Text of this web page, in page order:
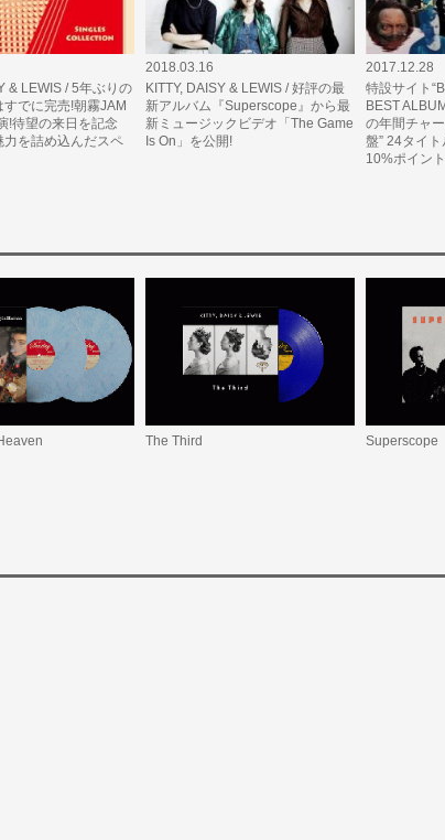
& LEWIS / 5年ぶりの
でに完売!朝霧JAM
!待望の来日を記念
力を詰め込んだスペ
2018.03.16
KITTY, DAISY & LEWIS / 好評の最
新アルバム『Superscope』から最
新ミュージックビデオ「The Game
Is On」を公開!
2017.12.28
特設サイト
BEST
の年間チャ
盤” 24タイ
10%ポイン
The Third Superscope